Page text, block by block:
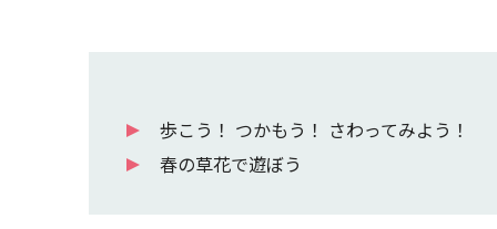
歩こう！ つかもう！ さわってみよう！
春の草花で遊ぼう